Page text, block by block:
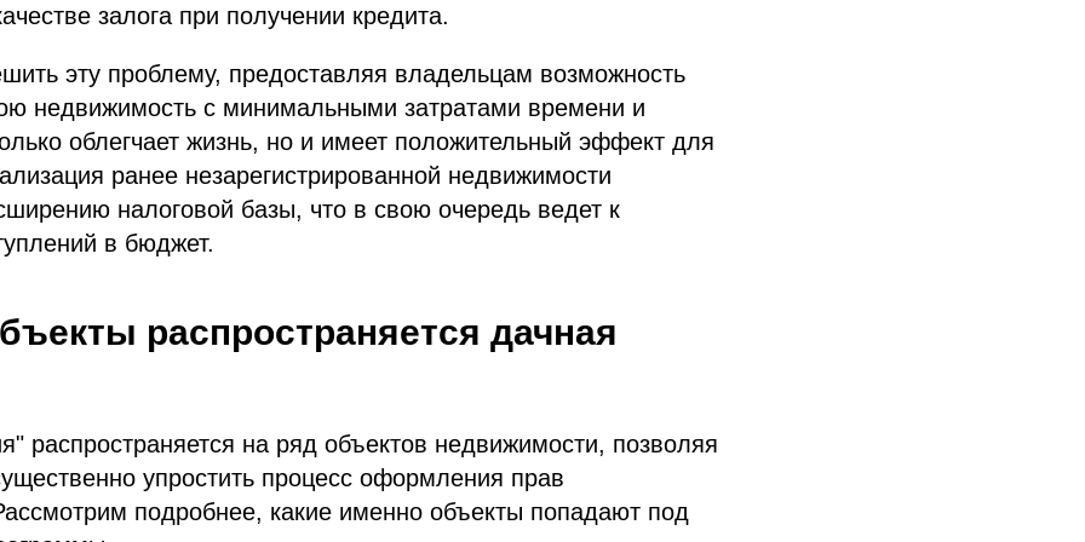
залога при получении кредита.
эту проблему, предоставляя владельцам возможность
недвижимость с минимальными затратами времени и
облегчает жизнь, но и имеет положительный эффект для
ранее незарегистрированной недвижимости
налоговой базы, что в свою очередь ведет к
в бюджет.
распространяется дачная
распространяется на ряд объектов недвижимости, позволяя
упростить процесс оформления прав
подробнее, какие именно объекты попадают под